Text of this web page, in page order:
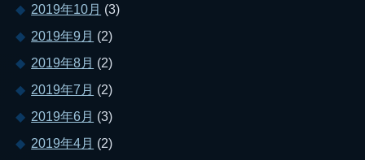
2019年10月 (3)
2019年9月 (2)
2019年8月 (2)
2019年7月 (2)
2019年6月 (3)
2019年4月 (2)